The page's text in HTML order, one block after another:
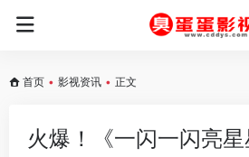
首页 • 影视资讯 • 正文
火爆！《一闪一闪亮